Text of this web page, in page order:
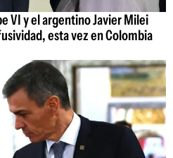
VI y el argentino Javier Milei
esta vez en Colombia